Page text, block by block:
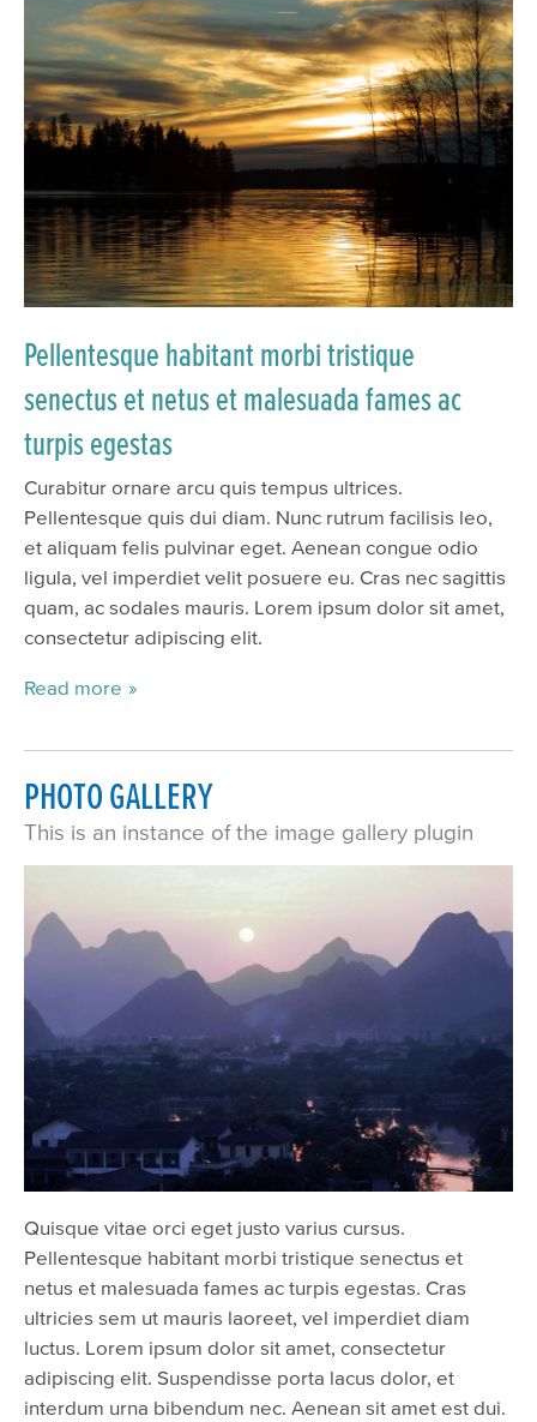
Pellentesque habitant morbi tristique
senectus et netus et malesuada fames ac
turpis egestas
Curabitur ornare arcu quis tempus ultrices.
Pellentesque quis dui diam. Nunc rutrum facilisis leo,
et aliquam felis pulvinar eget. Aenean congue odio
ligula, vel imperdiet velit posuere eu. Cras nec sagittis
quam, ac sodales mauris. Lorem ipsum dolor sit amet,
consectetur adipiscing elit.
Read more
PHOTO GALLERY
This is an instance of the image gallery plugin
Quisque vitae orci eget justo varius cursus.
Pellentesque habitant morbi tristique senectus et
netus et malesuada fames ac turpis egestas. Cras
ultricies sem ut mauris laoreet, vel imperdiet diam
luctus. Lorem ipsum dolor sit amet, consectetur
adipiscing elit. Suspendisse porta lacus dolor, et
interdum urna bibendum nec. Aenean sit amet est dui.